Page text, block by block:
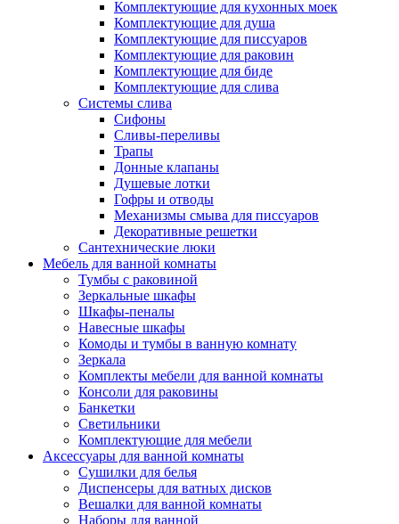
Комплектующие для кухонных моек
Комплектующие для душа
Комплектующие для писсуаров
Комплектующие для раковин
Комплектующие для биде
Комплектующие для слива
Системы слива
Сифоны
Сливы-переливы
Трапы
Донные клапаны
Душевые лотки
Гофры и отводы
Механизмы смыва для писсуаров
Декоративные решетки
Сантехнические люки
Мебель для ванной комнаты
Тумбы с раковиной
Зеркальные шкафы
Шкафы-пеналы
Навесные шкафы
Комоды и тумбы в ванную комнату
Зеркала
Комплекты мебели для ванной комнаты
Консоли для раковины
Банкетки
Светильники
Комплектующие для мебели
Аксессуары для ванной комнаты
Сушилки для белья
Диспенсеры для ватных дисков
Вешалки для ванной комнаты
Наборы для ванной